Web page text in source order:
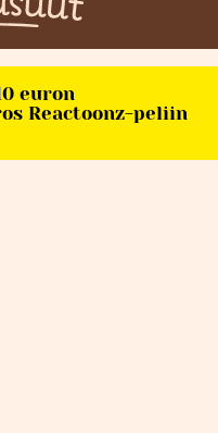
euron
Reactoonz-peliin